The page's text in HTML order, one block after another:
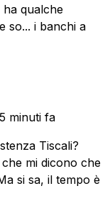
qualche
so... i banchi a
minuti fa
Tiscali?
mi dicono che
si sa, il tempo è